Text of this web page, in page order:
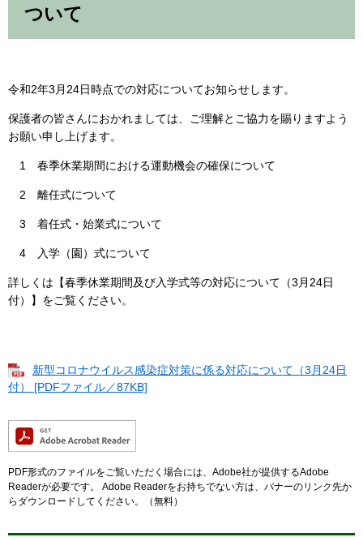
ついて
令和2年3月24日時点での対応についてお知らせします。
保護者の皆さんにおかれましては、ご理解とご協力を賜りますよう
お願い申し上げます。
1 春季休業期間における運動機会の確保について
2 離任式について
3 着任式・始業式について
4 入学（園）式について
詳しくは【春季休業期間及び入学式等の対応について（3月24日
付）】をご覧ください。
新型コロナウイルス感染症対策に係る対応について（3月24日
付） [PDFファイル／87KB]
PDF形式のファイルをご覧いただく場合には、Adobe社が提供するAdobe
Readerが必要です。
Adobe Readerをお持ちでない方は、バナーのリンク先か
らダウンロードしてください。（無料）